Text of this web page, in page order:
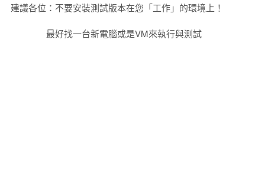
建議各位：不要安裝測試版本在您「工作」的環境上！
最好找一台新電腦或是VM來執行與測試